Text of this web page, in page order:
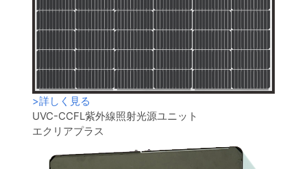
>詳しく見る
UVC-CCFL紫外線照射光源ユニット
エクリアプラス